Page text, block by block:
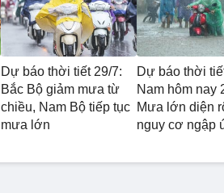
Dự báo thời tiết 29/7:
Bắc Bộ giảm mưa từ
chiều, Nam Bộ tiếp tục
mưa lớn
Dự báo thời
Nam hôm nay
Mưa lớn diện
nguy cơ ngập